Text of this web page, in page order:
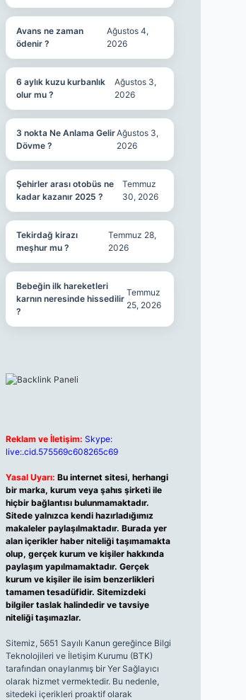
Avans ne zaman
ödenir ?
Ağustos 4,
2026
6 aylık kuzu kurbanlık
olur mu ?
Ağustos 3,
2026
3 nokta Ne Anlama Gelir
Dövme ?
Ağustos 3,
2026
Şehirler arası otobüs ne
kadar kazanır 2025 ?
Temmuz
30, 2026
Tekirdağ kirazı
meşhur mu ?
Temmuz 28,
2026
Bebeğin ilk hareketleri
karnın neresinde hissedilir
?
Temmuz
25, 2026
Reklam ve İletişim: Skype:
live:.cid.575569c608265c69
Yasal Uyarı: Bu internet sitesi, herhangi
bir marka, kurum veya şahıs şirketi ile
hiçbir bağlantısı bulunmamaktadır.
Sitede yalnızca kendi hazırladığımız
makaleler paylaşılmaktadır. Burada yer
alan içerikler haber niteliği taşımamakta
olup, gerçek kurum ve kişiler hakkında
paylaşım yapılmamaktadır. Gerçek
kurum ve kişiler ile isim benzerlikleri
tamamen tesadüfidir. Sitemizdeki
bilgiler taslak halindedir ve tavsiye
niteliği taşımazlar.
Sitemiz, 5651 Sayılı Kanun gereğince Bilgi
Teknolojileri ve İletişim Kurumu (BTK)
tarafından onaylanmış bir Yer Sağlayıcı
olarak hizmet vermektedir. Bu nedenle,
sitedeki içerikleri proaktif olarak